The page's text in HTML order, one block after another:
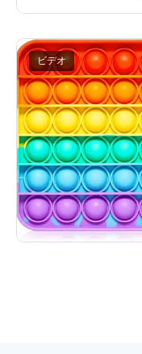
ビデオ